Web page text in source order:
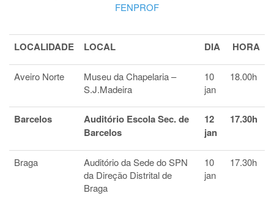
FENPROF
LOCALIDADE LOCAL DIA HORA
Aveiro Norte
Museu da Chapelaria –
S.J.Madeira
10
jan
18.00h
Barcelos
Auditório Escola Sec. de
Barcelos
12
jan
17.30h
Braga
Auditório da Sede do SPN
da Direção Distrital de
Braga
10
jan
17.30h